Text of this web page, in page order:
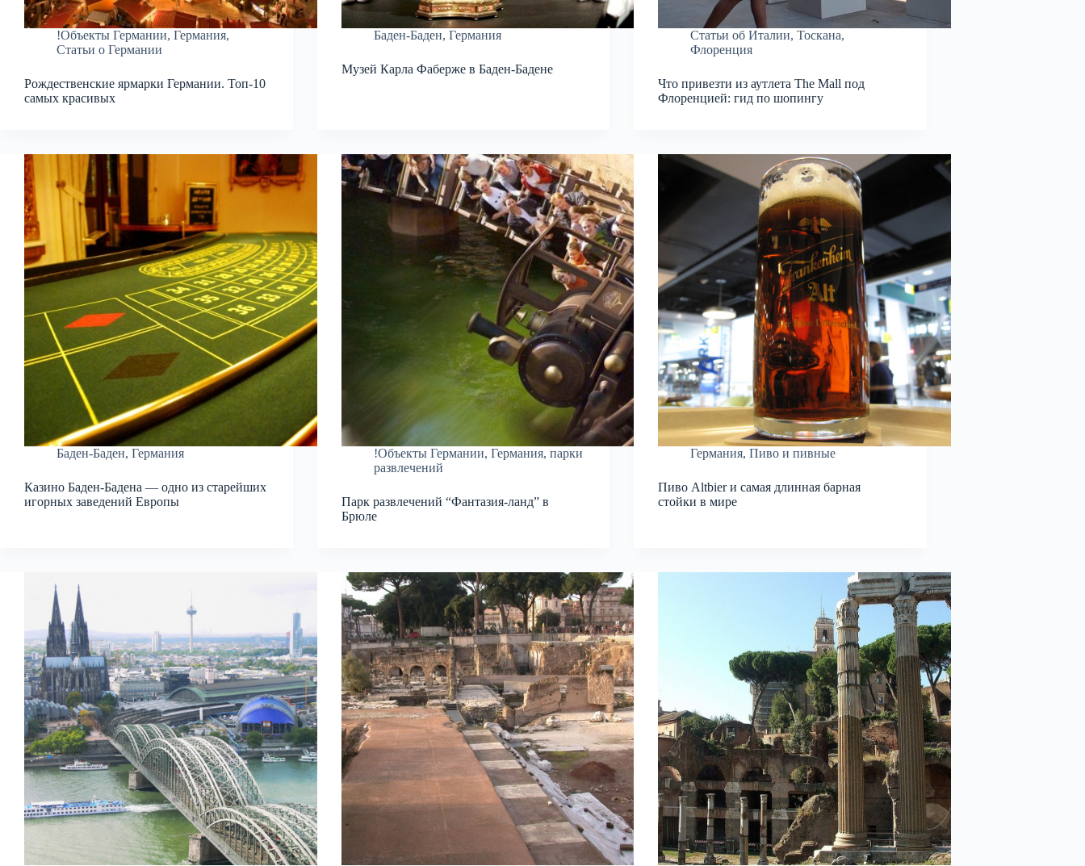
!Объекты Германии, Германия,
Статьи о Германии
Рождественские ярмарки Германии. Топ-10
самых красивых
Баден-Баден, Германия
Музей Карла Фаберже в Баден-Бадене
Статьи об Италии,Тоскана,
Флоренция
Что привезти из аутлета The Mall под
Флоренцией: гид по шопингу
Баден-Баден, Германия
Казино Баден-Бадена — одно из старейших
игорных заведений Европы
!Объекты Германии, Германия, парки
развлечений
Парк развлечений “Фантазия-ланд” в
Брюле
Германия,Пиво и пивные
Пиво Altbier и самая длинная барная
стойки в мире